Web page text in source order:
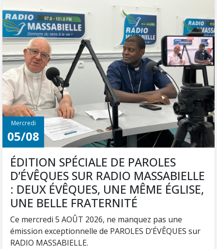
Mercredi
05/08
ÉDITION SPÉCIALE DE PAROLES
D’ÉVÊQUES SUR RADIO MASSABIELLE
: DEUX ÉVÊQUES, UNE MÊME ÉGLISE,
UNE BELLE FRATERNITÉ
Ce mercredi 5 AOÛT 2026, ne manquez pas une
émission exceptionnelle de PAROLES D’ÉVÊQUES sur
RADIO MASSABIELLE.